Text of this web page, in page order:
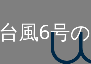
台風6号